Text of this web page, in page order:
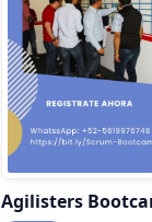
Agilisters